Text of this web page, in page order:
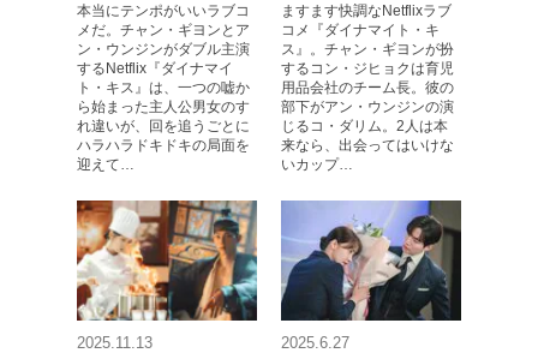
本当にテンポがいいラブコ
メだ。チャン・ギヨンとア
ン・ウンジンがダブル主演
するNetflix『ダイナマイ
ト・キス』は、一つの嘘か
ら始まった主人公男女のす
れ違いが、回を追うごとに
ハラハラドキドキの局面を
迎えて…
ますます快調なNetflixラブ
コメ『ダイナマイト・キ
ス』。チャン・ギヨンが扮
するコン・ジヒョクは育児
用品会社のチーム長。彼の
部下がアン・ウンジンの演
じるコ・ダリム。2人は本
来なら、出会ってはいけな
いカップ…
2025.11.13
2025.6.27